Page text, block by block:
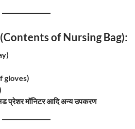
(Contents of Nursing Bag):
gloves)
प्रेशर मॉनिटर आदि अन्य उपकरण